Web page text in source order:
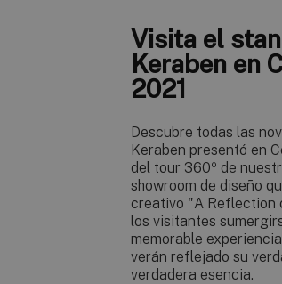
Visita el
Keraben en
2021
Descubre todas las
Keraben presentó en
del tour 360º de
showroom de diseño
creativo "A Reflection
los visitantes
memorable
verán reflejado su
verdadera esencia.